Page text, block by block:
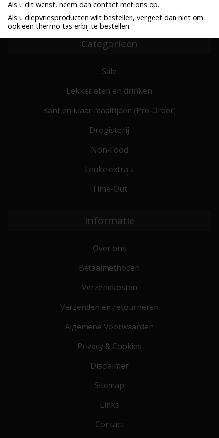
Als u dit wenst, neem dan contact met ons op.
Als u diepvriesproducten wilt bestellen, vergeet dan niet om
ook een thermo tas erbij te bestellen.
Bestel voor 10:00, zelfde werkdag verzonden
Verzenden al vanaf € 6,25
Categorieën
Sale
Lekker eten en drinken
Kant en klaar maaltijden (Pre-Order)
Drogisterij
Non-Food
Leuke extra's
Time-Out
Informatie
Over ons
Betaalmethoden
Verzendkosten
Verzenden en retourneren
Algemene Voorwaarden
Privacy & Cookies
Disclaimer
Sitemap
Links
Contact